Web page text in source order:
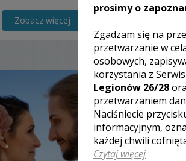
Zobacz więcej
prosimy o
Zgadzam się na
przetwarzanie w
osobowych,
korzystania z
Legionów 26/28
przetwarzaniem
Naciśniecie
informacyjnym,
każdej chwili
Czytaj więcej